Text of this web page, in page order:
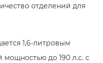
отделений для
1,6-литровым
до 190 л.с. с